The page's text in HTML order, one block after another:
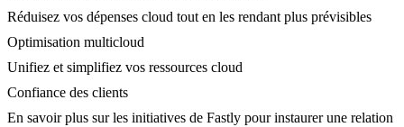
Réduisez vos dépenses cloud tout en les rendant plus prévisibles
Optimisation multicloud
Unifiez et simplifiez vos ressources cloud
Confiance des clients
En savoir plus sur les initiatives de Fastly pour instaurer une relation